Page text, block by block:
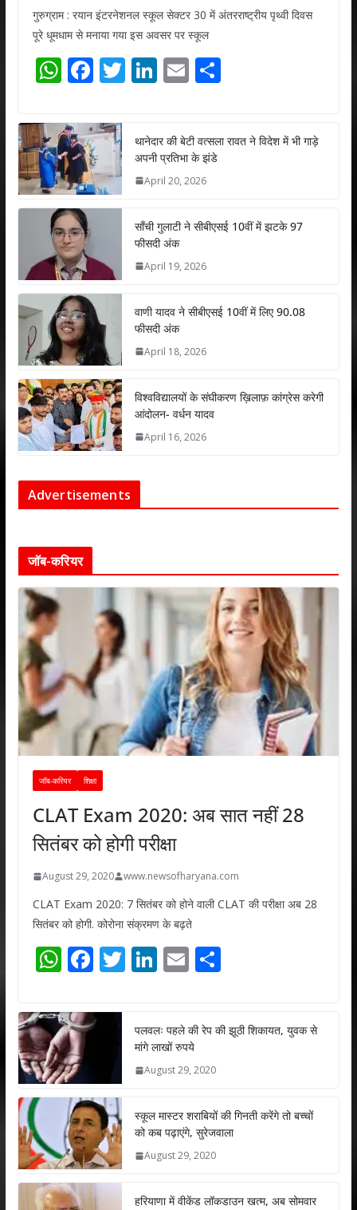
गुरुग्राम : रयान इंटरनेशनल स्कूल सेक्टर 30 में अंतरराष्ट्रीय पृथ्वी दिवस
पूरे धूमधाम से मनाया गया इस अवसर पर स्कूल
W
at
s
A
p
p
F
e
b
o
o
T
er
Li
e
dI
E
l
S
e
थानेदार की बेटी वत्सला रावत ने विदेश में भी गाड़े
अपनी प्रतिभा के झंडे
April 20, 2026
साँची गुलाटी ने सीबीएसई 10वीं में झटके 97
फीसदी अंक
April 19, 2026
वाणी यादव ने सीबीएसई 10वीं में लिए 90.08
फीसदी अंक
April 18, 2026
विश्वविद्यालयों के संघीकरण ख़िलाफ़ कांग्रेस करेगी
आंदोलन- वर्धन यादव
April 16, 2026
Advertisements
जॉब-करियर
जॉब-करियर शिक्षा
CLAT Exam 2020: अब सात नहीं 28
सितंबर को होगी परीक्षा
August 29, 2020 www.newsofharyana.com
CLAT Exam 2020: 7 सितंबर को होने वाली CLAT की परीक्षा अब 28
सितंबर को होगी. कोरोना संक्रमण के बढ़ते
W
at
s
A
p
p
F
e
b
o
k
T
er
Li
e
dI
n
E
l
S
e
पलवलः पहले की रेप की झूठी शिकायत, युवक से
मांगे लाखों रुपये
August 29, 2020
स्कूल मास्टर शराबियों की गिनती करेंगे तो बच्चों
को कब पढ़ाएंगे, सुरेजवाला
August 29, 2020
हरियाणा में वीकेंड लॉकडाउन खत्म, अब सोमवार